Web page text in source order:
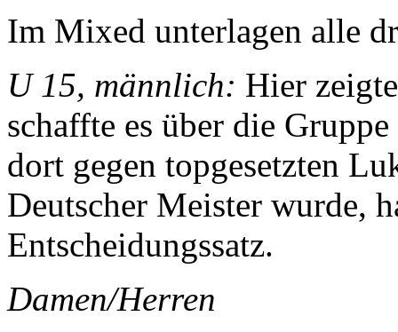
Im Mixed unterlagen alle
U 15, männlich: Hier
schaffte es über die
dort gegen topgesetzten
Deutscher Meister wurde,
Entscheidungssatz.
Damen/Herren